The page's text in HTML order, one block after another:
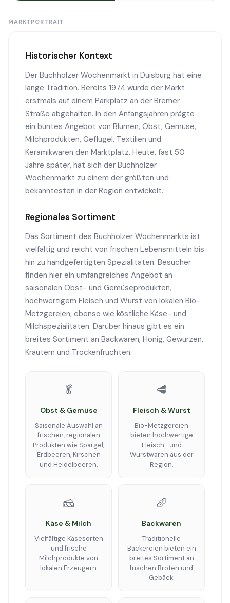
MARKTPORTRAIT
Historischer Kontext
Der Buchholzer Wochenmarkt in Duisburg hat eine
lange Tradition. Bereits 1974 wurde der Markt
erstmals auf einem Parkplatz an der Bremer
Straße abgehalten. In den Anfangsjahren prägte
ein buntes Angebot von Blumen, Obst, Gemüse,
Milchprodukten, Geflügel, Textilien und
Keramikwaren den Marktplatz. Heute, fast 50
Jahre später, hat sich der Buchholzer
Wochenmarkt zu einem der größten und
bekanntesten in der Region entwickelt.
Regionales Sortiment
Das Sortiment des Buchholzer Wochenmarkts ist
vielfältig und reicht von frischen Lebensmitteln bis
hin zu handgefertigten Spezialitäten. Besucher
finden hier ein umfangreiches Angebot an
saisonalen Obst- und Gemüseprodukten,
hochwertigem Fleisch und Wurst von lokalen Bio-
Metzgereien, ebenso wie köstliche Käse- und
Milchspezialitäten. Darüber hinaus gibt es ein
breites Sortiment an Backwaren, Honig, Gewürzen,
Kräutern und Trockenfrüchten.
🥬
Obst & Gemüse
Saisonale Auswahl an
frischen, regionalen
Produkten wie Spargel,
Erdbeeren, Kirschen
und Heidelbeeren.
🥩
Fleisch & Wurst
Bio-Metzgereien
bieten hochwertige
Fleisch- und
Wurstwaren aus der
Region.
🧀
Käse & Milch
Vielfältige Käsesorten
und frische
Milchprodukte von
lokalen Erzeugern.
🥖
Backwaren
Traditionelle
Bäckereien bieten ein
breites Sortiment an
frischen Broten und
Gebäck.